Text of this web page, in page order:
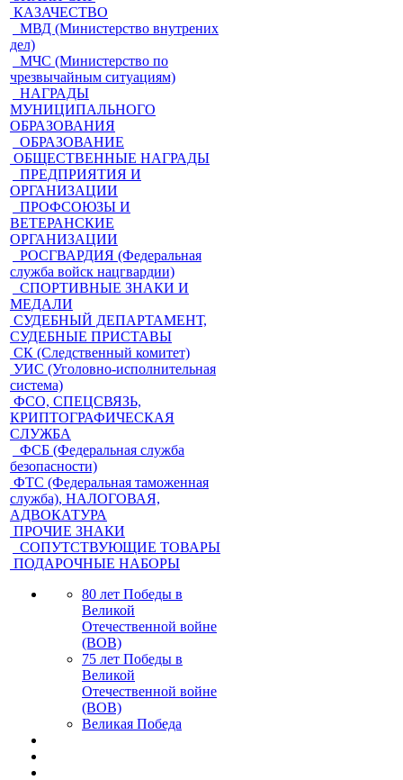
КАЗАЧЕСТВО
МВД (Министерство внутрених
дел)
МЧС (Министерство по
чрезвычайным ситуациям)
НАГРАДЫ
МУНИЦИПАЛЬНОГО
ОБРАЗОВАНИЯ
ОБРАЗОВАНИЕ
ОБЩЕСТВЕННЫЕ НАГРАДЫ
ПРЕДПРИЯТИЯ И
ОРГАНИЗАЦИИ
ПРОФСОЮЗЫ И
ВЕТЕРАНСКИЕ
ОРГАНИЗАЦИИ
РОСГВАРДИЯ (Федеральная
служба войск нацгвардии)
СПОРТИВНЫЕ ЗНАКИ И
МЕДАЛИ
СУДЕБНЫЙ ДЕПАРТАМЕНТ,
СУДЕБНЫЕ ПРИСТАВЫ
СК (Следственный комитет)
УИС (Уголовно-исполнительная
система)
ФСО, СПЕЦСВЯЗЬ,
КРИПТОГРАФИЧЕСКАЯ
СЛУЖБА
ФСБ (Федеральная служба
безопасности)
ФТС (Федеральная таможенная
служба), НАЛОГОВАЯ,
АДВОКАТУРА
ПРОЧИЕ ЗНАКИ
СОПУТСТВУЮЩИЕ ТОВАРЫ
ПОДАРОЧНЫЕ НАБОРЫ
80 лет Победы в
Великой
Отечественной войне
(ВОВ)
75 лет Победы в
Великой
Отечественной войне
(ВОВ)
Великая Победа